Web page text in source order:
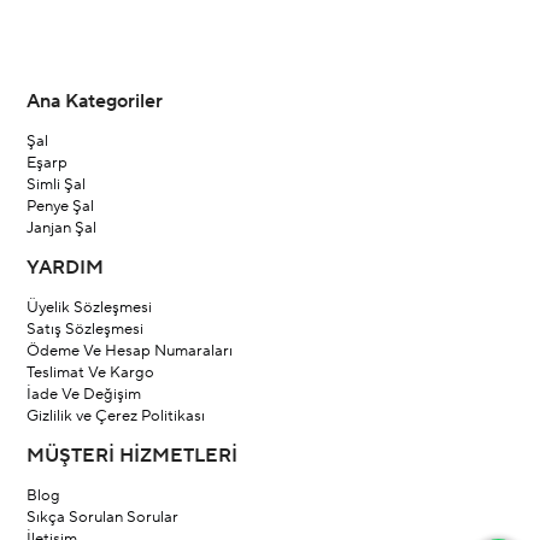
Ana Kategoriler
Şal
Eşarp
Simli Şal
Penye Şal
Janjan Şal
YARDIM
Üyelik Sözleşmesi
Satış Sözleşmesi
Ödeme Ve Hesap Numaraları
Teslimat Ve Kargo
İade Ve Değişim
Gizlilik ve Çerez Politikası
MÜŞTERİ HİZMETLERİ
Blog
Sıkça Sorulan Sorular